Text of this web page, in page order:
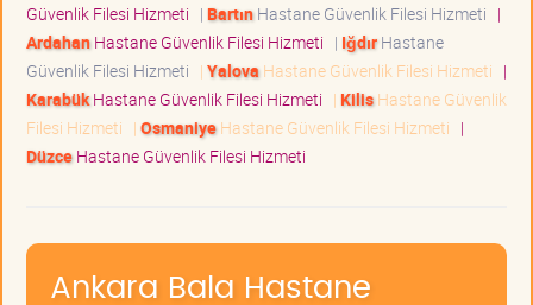
Güvenlik Filesi Hizmeti | BartınHastane Güvenlik Filesi Hizmeti |
ArdahanHastane Güvenlik Filesi Hizmeti | IğdırHastane
Güvenlik Filesi Hizmeti | Yalova Hastane Güvenlik Filesi Hizmeti |
KarabükHastane Güvenlik Filesi Hizmeti | KilisHastane Güvenlik
Filesi Hizmeti | OsmaniyeHastane Güvenlik Filesi Hizmeti |
DüzceHastane Güvenlik Filesi Hizmeti
Ankara Bala Hastane